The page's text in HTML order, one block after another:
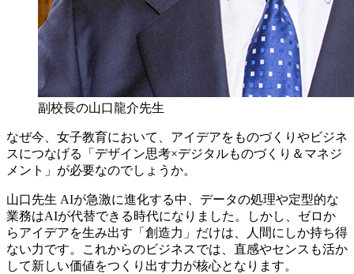
副校長の山口龍介先生
なぜ今、女子教育において、アイデアをものづくりやビジネ
スにつなげる「デザイン思考×デジタルものづくり＆マネジ
メント」が必要なのでしょうか。
山口先生 AIが急激に進化する中、データの処理や定型的な
業務はAIが代替できる時代になりました。しかし、ゼロか
らアイデアを生み出す「創造力」だけは、人間にしか持ち得
ない力です。これからのビジネスでは、直感やセンスも活か
して新しい価値をつくり出す力が核心となります。